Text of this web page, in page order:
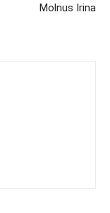
Molnus Irina